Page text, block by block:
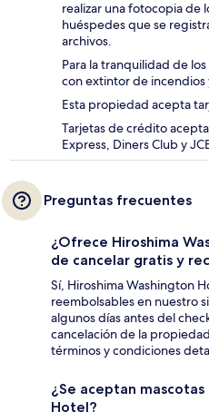
realizar una fotocopia de
huéspedes que se
archivos.
Para la tranquilidad de
con extintor de
Esta propiedad acepta
Tarjetas de crédito
Express, Diners Club y
Preguntas frecuentes
¿Ofrece Hiroshima
de cancelar gratis y
Sí, Hiroshima Washington
reembolsables en nuestro
algunos días antes del
cancelación de la
términos y condiciones
¿Se aceptan
Hotel?